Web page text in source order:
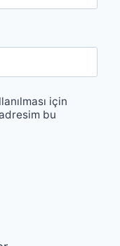
için
bu